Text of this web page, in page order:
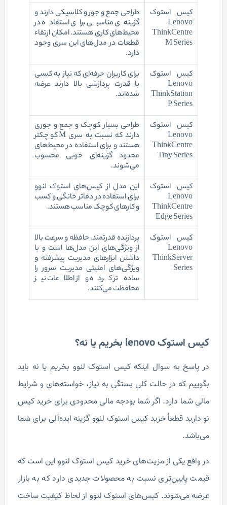
کیس استوک
Lenovo
ThinkCentre
M Series
طراحی جمع و جور و کلاسیکی دارند و
گزینه‌ی مناسبی برای استفاده در
محیط‌های کاری هستند. امکان ارتقاء
قطعات در مدل‌های این سری وجود
دارد.
کیس استوک
Lenovo
ThinkStation
P Series
برای کاربران حرفه‌ای که نیاز به کیسی
با قدرت پردازشی بالا دارند عرضه
شده‌اند.
کیس استوک
Lenovo
ThinkCentre
Tiny Series
طراحی بسیار کوچک و جمع و جوری
دارند که نسبت به سری M کوچکتر
هستند و برای استفاده در محیط‌های
محدود گزینه‌ای خوبی محسوب
می‌شوند.
کیس استوک
Lenovo
ThinkCentre
Edge Series
این مدل از کیس‌های استوک لنوو
برای استفاده در دفاتر خانگی و کسب
و کارهای کوچک مناسب هستند.
کیس استوک
Lenovo
ThinkServer
Series
پردازنده قدرتمند، حافظه و سرعت بالا
از ویژگی‌های این مدل‌ها است و با
داشتن ابزارهای مدیریت پیشرفته و
ویژگی‌های امنیتی مدیریت سرور را
ساده ‎تر کرده و از اطلاعات نیز
محافظت می‌کنند.
کیس استوک lenovo بخریم یا نه؟
در پاسخ به سوال اینکه کیس استوک لنوو بخریم یا نه باید
بگوییم که در حالت کلی بستگی به نیاز، خواسته‌های و شرایط
مالی شما دارد. اگر شما بودجه مالی محدودی برای خرید کیس
نو دارید قطعاً خرید کیس استوک لنوو گزینه ایده‌آلی برای شما
می‌باشد.
در واقع یکی از مزیت‌های خرید کیس استوک لنوو این است که
قیمت پایین‌تری نسبت به محصولات جدیدی دارد که به بازار
عرضه می‌شوند. کیس‌های استوک لنوو از لحاظ کیفیت ساخت